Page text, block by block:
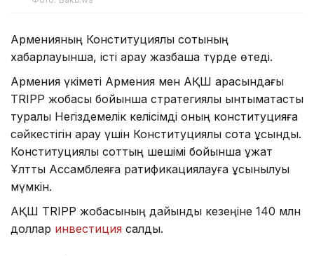
Арменияның Конституциялық сотының
хабарлауынша, істі қарау жазбаша түрде өтеді.
Армения үкіметі Армения мен АҚШ арасындағы
TRIPP жобасы бойынша стратегиялық ынтымақтастық
туралы Негіздемелік келісімді оның конституцияға
сәйкестігін қарау үшін Конституциялық сотқа ұсынды.
Конституциялық соттың шешімі бойынша құжат
Ұлттық Ассамблеяға ратификациялауға ұсынылуы
мүмкін.
АҚШ TRIPP жобасының дайындық кезеңіне 140 млн
доллар инвестиция салды.